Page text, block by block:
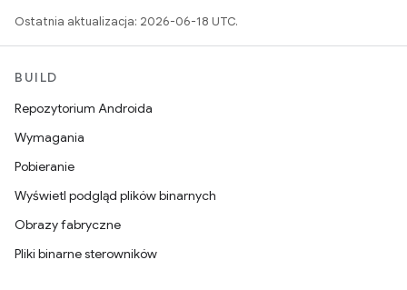
Ostatnia aktualizacja: 2026-06-18 UTC.
BUILD
Repozytorium Androida
Wymagania
Pobieranie
Wyświetl podgląd plików binarnych
Obrazy fabryczne
Pliki binarne sterowników